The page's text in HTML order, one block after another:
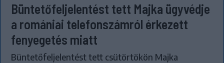
Büntetőfeljelentést tett Majka ügyvédje
a romániai telefonszámról érkezett
fenyegetés miatt
Büntetőfeljelentést tett csütörtökön Majka